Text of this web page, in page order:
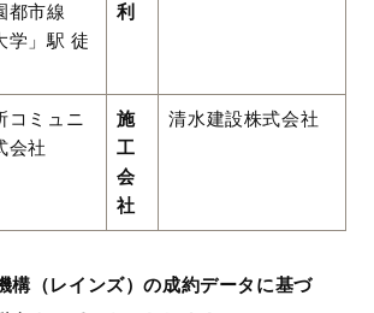
都市線
学」駅 徒
利
コミュニ
会社
施
工
会
社
清水建設株式会社
構（レインズ）の成約データに基づ